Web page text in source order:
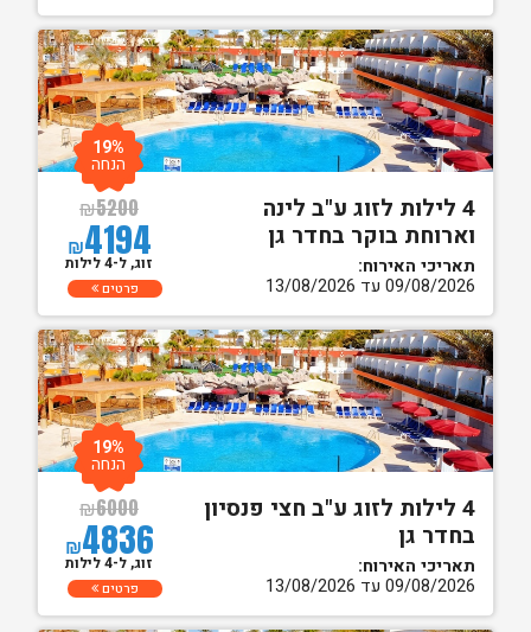
4 לילות לזוג ע"ב לינה
וארוחת בוקר בחדר גן
תאריכי האירוח:
09/08/2026 עד 13/08/2026
₪5200
₪4194
19%
הנחה
זוג, ל-4 לילות
פרטים
4 לילות לזוג ע"ב חצי פנסיון
בחדר גן
תאריכי האירוח:
09/08/2026 עד 13/08/2026
₪6000
₪4836
19%
הנחה
זוג, ל-4 לילות
פרטים